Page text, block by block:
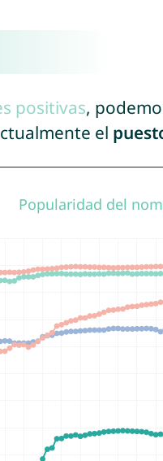
positivas,
el